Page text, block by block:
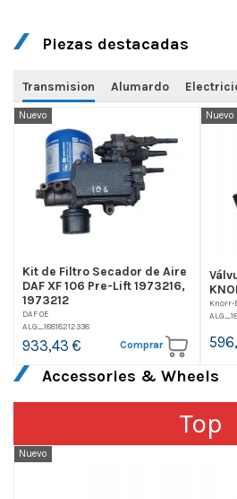
Piezas destacadas
Transmision Alumardo
Nuevo
Kit de Filtro Secador de Aire
DAF XF 106 Pre-Lift 1973216,
1973212
DAF OE
ALG_18818212338
933,43 € Comprar
Nuevo
Knorr-
Accessories & Wheels
Top
Nuevo